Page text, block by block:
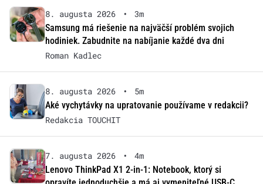
8. augusta 2026 •
3m
Samsung má riešenie na najväčší problém svojich
hodiniek. Zabudnite na nabíjanie každé dva dni
Roman Kadlec
8. augusta 2026 •
5m
Aké vychytávky na upratovanie používame v redakcii?
Redakcia TOUCHIT
7. augusta 2026 •
4m
Lenovo ThinkPad X1 2-in-1: Notebook, ktorý si